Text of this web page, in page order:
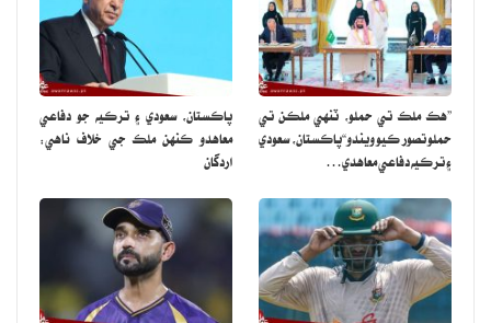
”هڪ ملڪ تي حملو، ٽنهي ملڪن تي
حملو تصور ڪيو ويندو“پاڪستان، سعودي
۽ ترڪيه دفاعي معاهدي…
پاڪستان، سعودي ۽ ترڪيه جو دفاعي
معاهدو ڪنهن ملڪ جي خلاف ناهي:
اردگان